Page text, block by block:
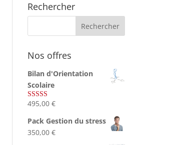
Rechercher
Nos offres
Bilan d'Orientation
Scolaire
Note4.75
495,00€
Pack Gestion du stress
350,00€